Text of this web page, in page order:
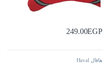
249.00EGP
هافال Haval